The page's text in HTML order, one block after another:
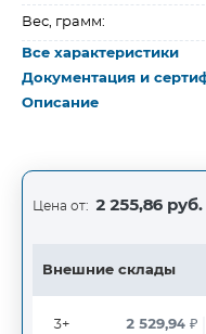
Вес, грамм:
Все характеристики
Документация и
Описание
Цена от: 2 255,86 руб.
Внешние склады
3+
2 529,94₽